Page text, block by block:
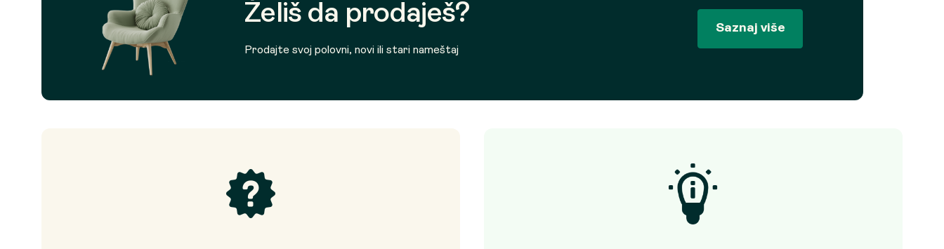
Želiš da prodaješ?
Prodajte svoj polovni, novi ili stari nameštaj
Saznaj više